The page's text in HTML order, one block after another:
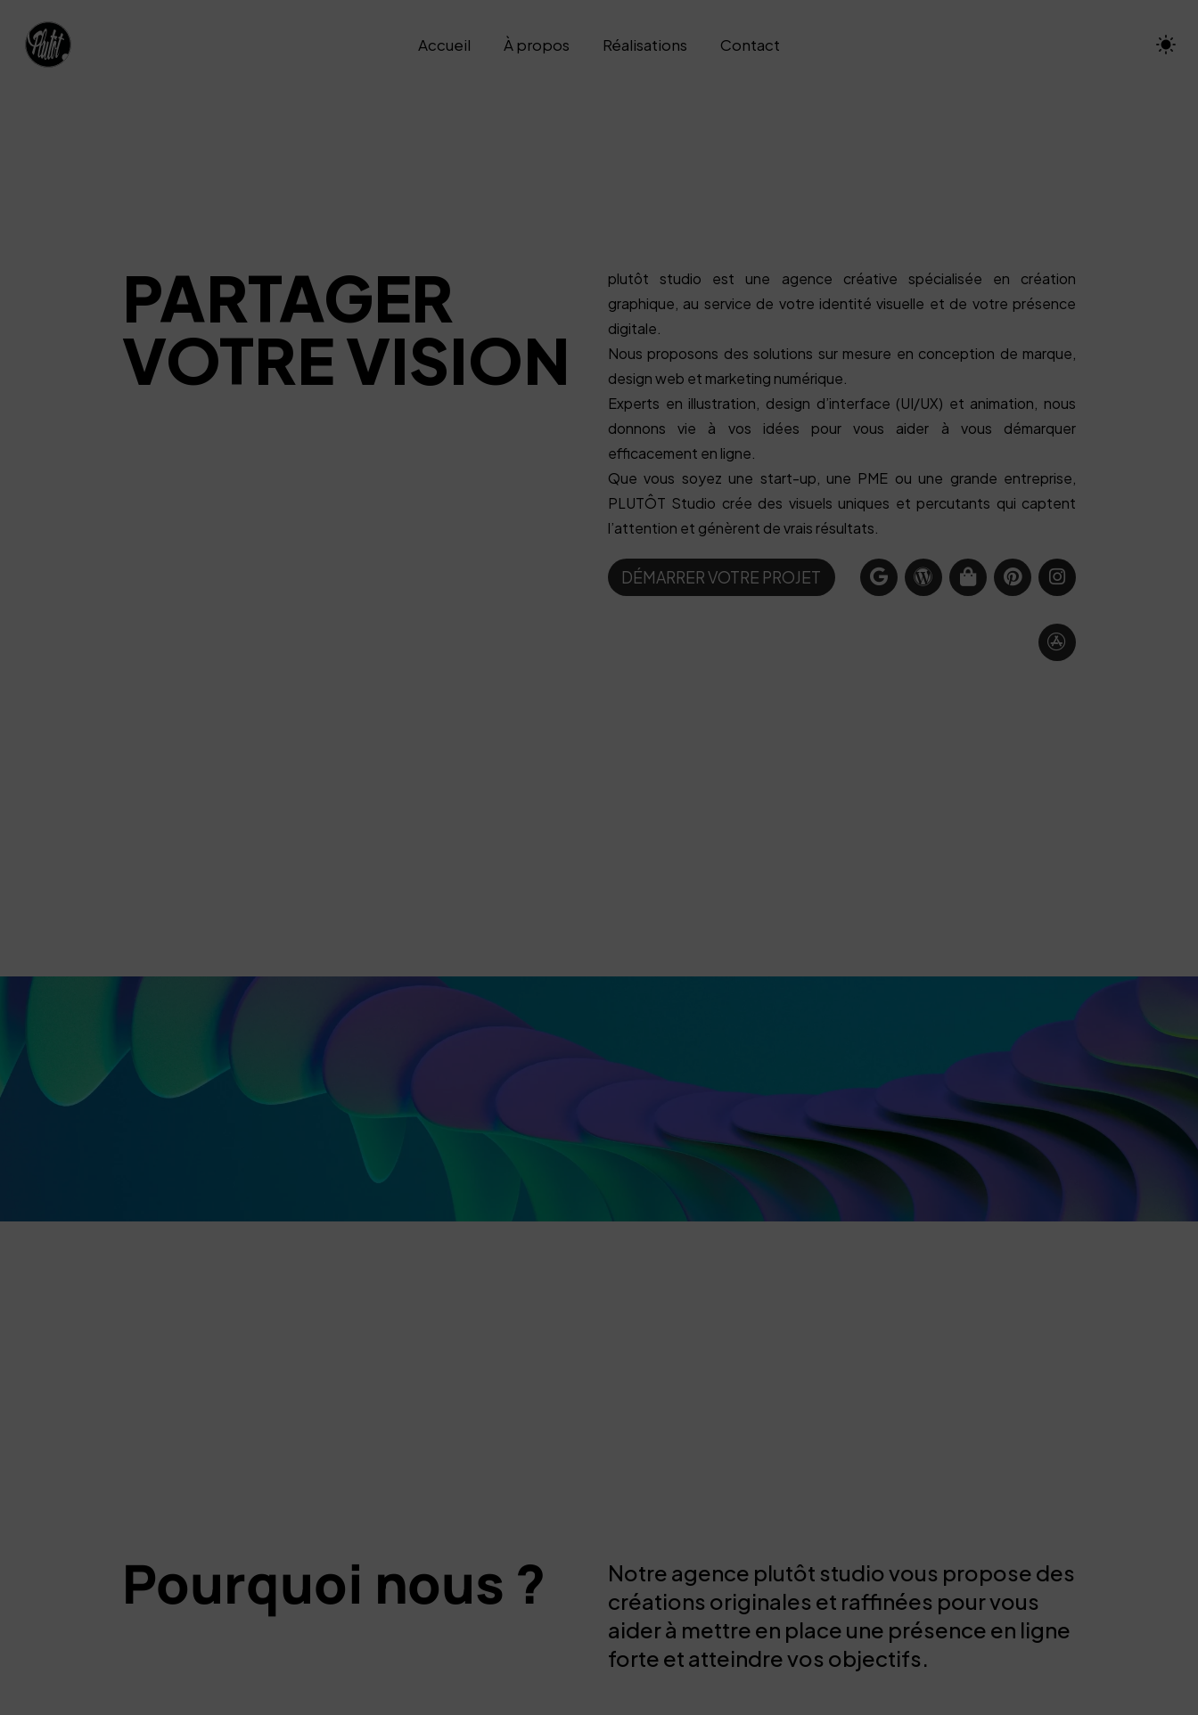
Accueil À propos Réalisations Contact
PARTAGER
VOTRE VISION
plutôt studio est une agence créative spécialisée en création
graphique, au service de votre identité visuelle et de votre présence
digitale.
Nous proposons des solutions sur mesure en conception de marque,
design web et marketing numérique.
Experts en illustration, design d’interface (UI/UX) et animation, nous
donnons vie à vos idées pour vous aider à vous démarquer
efficacement en ligne.
Que vous soyez une start-up, une PME ou une grande entreprise,
PLUTÔT Studio crée des visuels uniques et percutants qui captent
l’attention et génèrent de vrais résultats.
DÉMARRER VOTRE PROJET
Pourquoi nous ?
Notre agence plutôt studio vous propose des
créations originales et raffinées pour vous
aider à mettre en place une présence en ligne
forte et atteindre vos objectifs.